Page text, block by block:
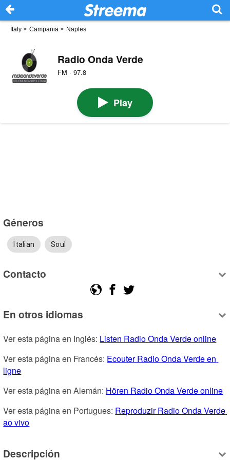
Italy > Campania > Naples
Radio Onda Verde
FM · 97.8
Play
Géneros
Italian Soul
Contacto
En otros idiomas
Ver esta página en Inglés: Listen Radio Onda Verde online
Ver esta página en Francés: Ecouter Radio Onda Verde en
ligne
Ver esta página en Alemán: Hören Radio Onda Verde online
Ver esta página en Portugues: Reproduzir Radio Onda Verde
ao vivo
Descripción